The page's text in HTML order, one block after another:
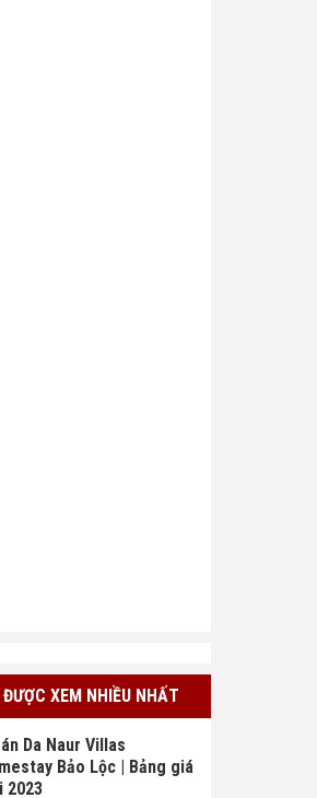
XEM NHIỀU NHẤT
Da Naur Villas
Bảo Lộc | Bảng giá
2023